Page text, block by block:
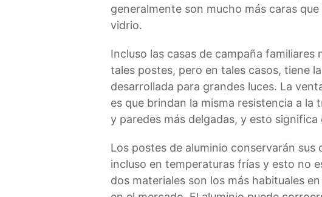
generalmente son mucho más caras
vidrio.
Incluso las casas de campaña
tales postes, pero en tales casos, tiene
desarrollada para grandes luces. La
es que brindan la misma resistencia a
y paredes más delgadas, y esto significa
Los postes de aluminio conservarán
incluso en temperaturas frías y esto no
dos materiales son los más habituales